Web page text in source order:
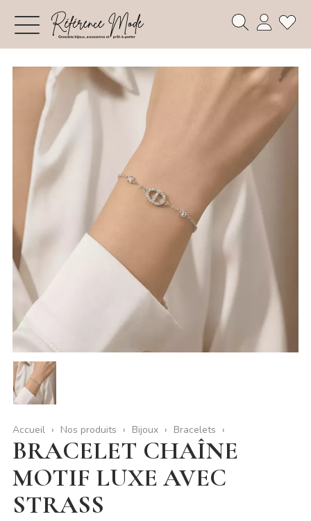
Accueil Nos produits Bijoux Bracelets
BRACELET CHAÎNE
MOTIF LUXE AVEC
STRASS